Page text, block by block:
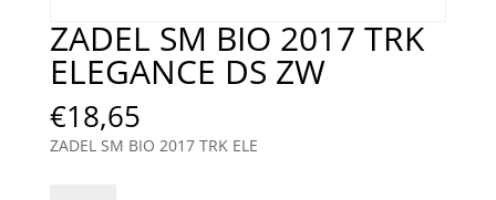
ZADEL SM BIO 2017 TRK
ELEGANCE DS ZW
€18,65
ZADEL SM BIO 2017 TRK ELE